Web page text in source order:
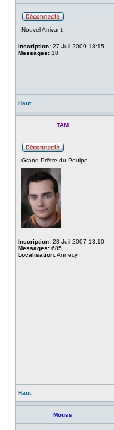
Nouvel Arrivant
Inscription: 27 Juil 2009 18:15
Messages: 18
Haut
TAM
Grand Prêtre du Poulpe
Inscription: 23 Juil 2007 13:10
Messages: 685
Localisation:Annecy
Haut
Mouss